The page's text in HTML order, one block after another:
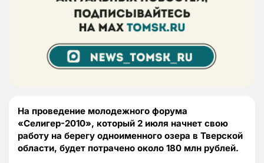
На проведение молодежного форума
«Селигер-2010», который 2 июля начнет свою
работу на берегу одноименного озера в Тверской
области, будет потрачено около 180 млн рублей.